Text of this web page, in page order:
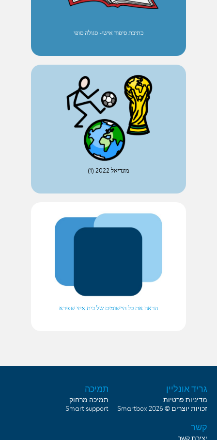
כתיבת סיפור אישי- סגולה סופי
מונדיאל 2022 (1)
הראה את כל היישומים של בית איזי שפירא
גריד אונליין
מדיניות פרטיות
זכויות יוצרים © 2026
Smartbox
תמיכה
תמיכה מרחוק
Smart support
קשר
יצירת קשר